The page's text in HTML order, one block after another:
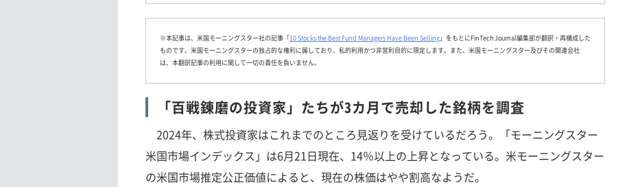
※本記事は、米国モーニングスター社の記事「10 Stocks the Best Fund Managers Have Been Selling」をもとにFinTech Journal編集部が翻訳・再構成した
ものです。米国モーニングスターの独占的な権利に属しており、私的利用かつ非営利目的に限定します。また、米国モーニングスター及びその関連会社
は、本翻訳記事の利用に関して一切の責任を負いません。
「百戦錬磨の投資家」たちが3カ月で売却した銘柄を調査
2024年、株式投資家はこれまでのところ見返りを受けているだろう。「モーニングスター
米国市場インデックス」は6月21日現在、14％以上の上昇となっている。米モーニングスター
の米国市場推定公正価値によると、現在の株価はやや割高なようだ。